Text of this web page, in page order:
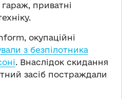
приватні
окупаційні
з безпілотника
. Внаслідок скидання
засіб постраждали